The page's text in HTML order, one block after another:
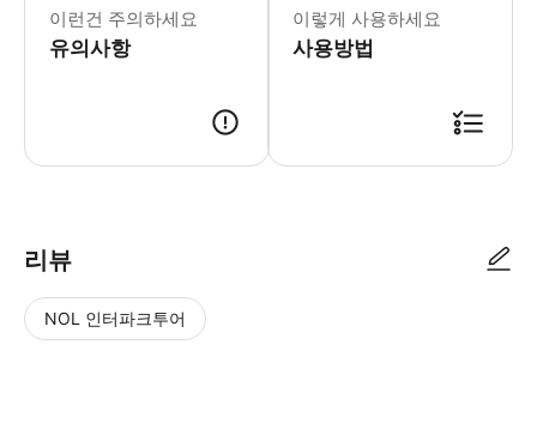
이런건 주의하세요
유의사항
이렇게 사용하세요
사용방법
리뷰
NOL 인터파크투어